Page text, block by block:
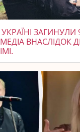
ЗАГИНУЛИ
ВНАСЛІДОК